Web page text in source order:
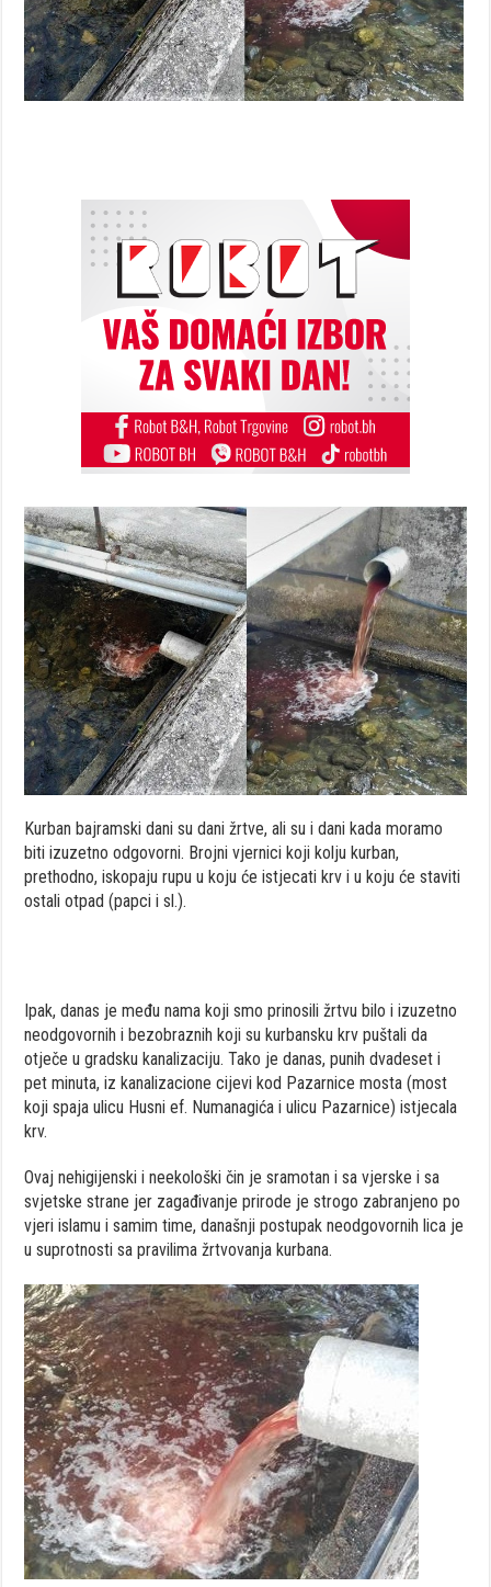
Kurban bajramski dani su dani žrtve, ali su i dani kada moramo
biti izuzetno odgovorni. Brojni vjernici koji kolju kurban,
prethodno, iskopaju rupu u koju će istjecati krv i u koju će staviti
ostali otpad (papci i sl.).
Ipak, danas je među nama koji smo prinosili žrtvu bilo i izuzetno
neodgovornih i bezobraznih koji su kurbansku krv puštali da
otječe u gradsku kanalizaciju. Tako je danas, punih dvadeset i
pet minuta, iz kanalizacione cijevi kod Pazarnice mosta (most
koji spaja ulicu Husni ef. Numanagića i ulicu Pazarnice) istjecala
krv.
Ovaj nehigijenski i neekološki čin je sramotan i sa vjerske i sa
svjetske strane jer zagađivanje prirode je strogo zabranjeno po
vjeri islamu i samim time, današnji postupak neodgovornih lica je
u suprotnosti sa pravilima žrtvovanja kurbana.